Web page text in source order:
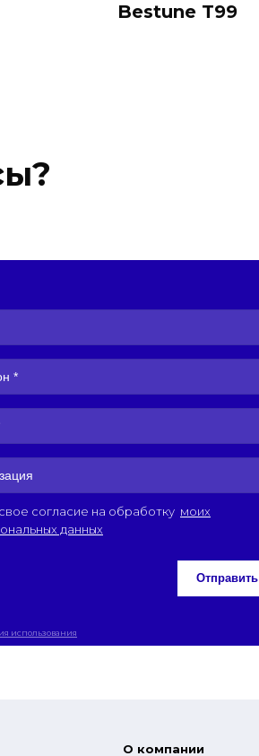
Bestune T99
согласие на обработку моих
данных
Отправить
использования
О компании